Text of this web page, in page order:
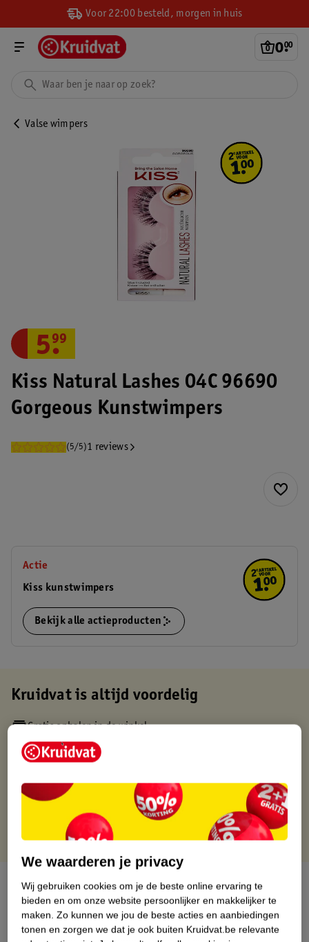
Voor 22:00 besteld, morgen in huis
0.
00
Valse wimpers
Kiss Natural Lashes 04C 96690
Gorgeous Kunstwimpers
(5/5)1 reviews
5.
99
Actie
Kiss kunstwimpers
Bekijk alle actieproducten
Kruidvat is altijd voordelig
Gratis ophalen in de winkel
Op werkdagen voor 22:00 uur besteld, volgende dag in huis
Gratis thuisbezorgd vanaf 50.00
Gratis punten met je Kruidvat kaart
Over dit product
Productinformatie
We waarderen je privacy
Wij gebruiken cookies om je de beste online ervaring te
bieden en om onze website persoonlijker en makkelijker te
maken. Zo kunnen we jou de beste acties en aanbiedingen
tonen en zorgen we dat je ook buiten Kruidvat.be relevante